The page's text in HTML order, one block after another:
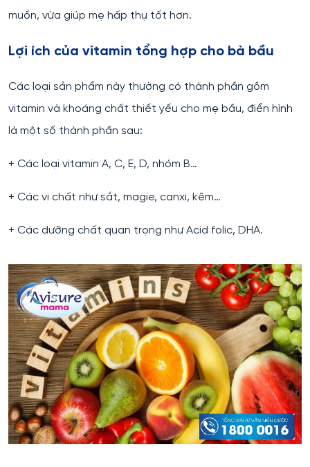
muốn, vừa giúp mẹ hấp thụ tốt hơn.
Lợi ích của vitamin tổng hợp cho bà bầu
Các loại sản phẩm này thường có thành phần gồm
vitamin và khoáng chất thiết yếu cho mẹ bầu, điển hình
là một số thành phần sau:
+ Các loại vitamin A, C, E, D, nhóm B…
+ Các vi chất như sắt, magie, canxi, kẽm…
+ Các dưỡng chất quan trọng như Acid folic, DHA.